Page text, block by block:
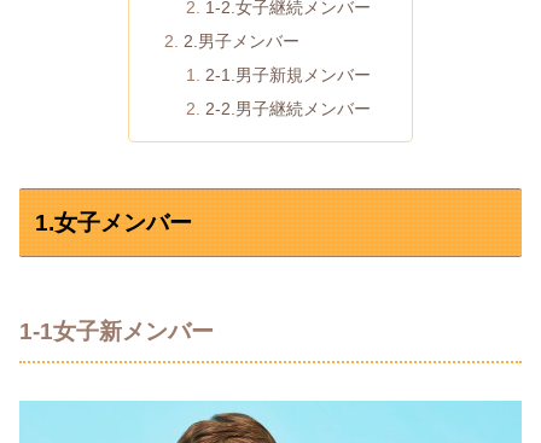
1-2.女子継続メンバー
2.男子メンバー
2-1.男子新規メンバー
2-2.男子継続メンバー
1.女子メンバー
1-1女子新メンバー